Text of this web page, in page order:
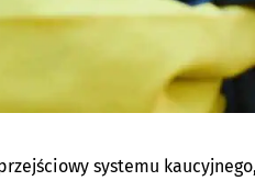
systemu